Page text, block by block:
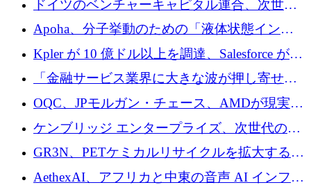
ドイツのベンチャーキャピタル連合、次世代
スタートアップの成長に向けて機関投資家へ
の資本シフトを呼びかけ
Apoha、分子挙動のための「液体状態インテ
リジェンス」を構築するために3,600万ドルを
かけてステルス状態から出現
Kpler が 10 億ドル以上を調達、Salesforce が
Contentful を買収、Built in Europe キャンペー
ンを開始
「金融サービス業界に大きな波が押し寄せて
いる」と「欧州初のAIネイティブ銀行」のボ
スが語る
OQC、JPモルガン・チェース、AMDが現実世
界のフィンテック・アプリケーションを探索
するためにQuantum-AIデータセンターを立ち
上げ
ケンブリッジ エンタープライズ、次世代のデ
ィープテック創設者向けにロンドンの出発点
を構築
GR3N、PETケミカルリサイクルを拡大するた
めにシリーズBで1,550万ユーロを調達
AethexAI、アフリカと中東の音声 AI インフラ